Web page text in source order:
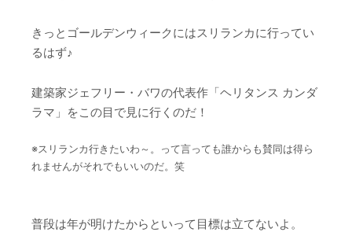
きっとゴールデンウィークにはスリランカに行ってい
るはず♪
建築家ジェフリー・バワの代表作「ヘリタンス カンダ
ラマ」をこの目で見に行くのだ！
※スリランカ行きたいわ～。って言っても誰からも賛同は得ら
れませんがそれでもいいのだ。笑
普段は年が明けたからといって目標は立てないよ。